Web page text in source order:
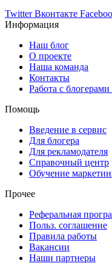
TwitterВконтакте
Информация
Наш блог
О проекте
Наша команда
Контакты
Работа с
Помощь
Введение в сервис
Для блогера
Для рекламодателя
Справочный центр
Обучение
Прочее
Реферальная
Польз. соглашение
Правила работы
Вакансии
Наши партнеры